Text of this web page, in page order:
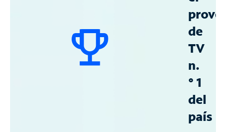
de
TV
n.
° 1
del
país